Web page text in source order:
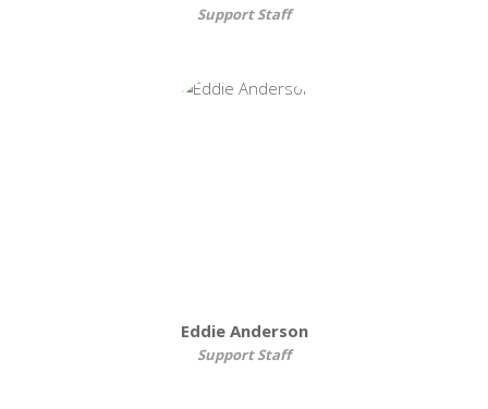
Support Staff
Eddie Anderson
Support Staff